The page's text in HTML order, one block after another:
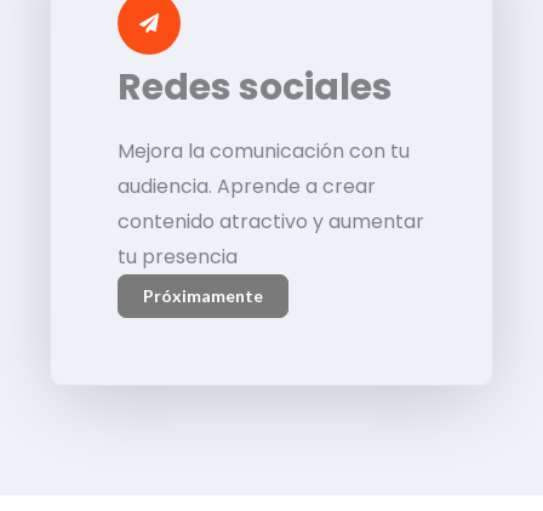
Redes sociales
Mejora la comunicación con tu
audiencia. Aprende a crear
contenido atractivo y aumentar
tu presencia
Próximamente